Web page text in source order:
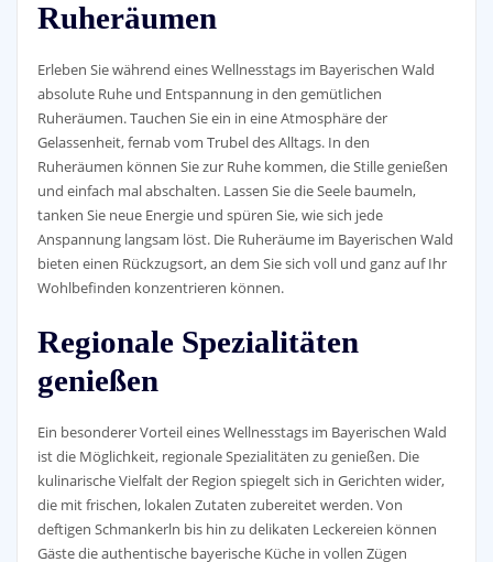
Ruheräumen
Erleben Sie während eines Wellnesstags im Bayerischen Wald
absolute Ruhe und Entspannung in den gemütlichen
Ruheräumen. Tauchen Sie ein in eine Atmosphäre der
Gelassenheit, fernab vom Trubel des Alltags. In den
Ruheräumen können Sie zur Ruhe kommen, die Stille genießen
und einfach mal abschalten. Lassen Sie die Seele baumeln,
tanken Sie neue Energie und spüren Sie, wie sich jede
Anspannung langsam löst. Die Ruheräume im Bayerischen Wald
bieten einen Rückzugsort, an dem Sie sich voll und ganz auf Ihr
Wohlbefinden konzentrieren können.
Regionale Spezialitäten
genießen
Ein besonderer Vorteil eines Wellnesstags im Bayerischen Wald
ist die Möglichkeit, regionale Spezialitäten zu genießen. Die
kulinarische Vielfalt der Region spiegelt sich in Gerichten wider,
die mit frischen, lokalen Zutaten zubereitet werden. Von
deftigen Schmankerln bis hin zu delikaten Leckereien können
Gäste die authentische bayerische Küche in vollen Zügen